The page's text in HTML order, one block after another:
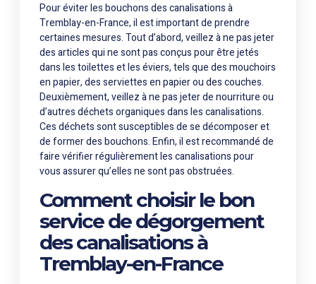
Pour éviter les bouchons des canalisations à
Tremblay-en-France, il est important de prendre
certaines mesures. Tout d’abord, veillez à ne pas jeter
des articles qui ne sont pas conçus pour être jetés
dans les toilettes et les éviers, tels que des mouchoirs
en papier, des serviettes en papier ou des couches.
Deuxièmement, veillez à ne pas jeter de nourriture ou
d’autres déchets organiques dans les canalisations.
Ces déchets sont susceptibles de se décomposer et
de former des bouchons. Enfin, il est recommandé de
faire vérifier régulièrement les canalisations pour
vous assurer qu’elles ne sont pas obstruées.
Comment choisir le bon
service de dégorgement
des canalisations à
Tremblay-en-France